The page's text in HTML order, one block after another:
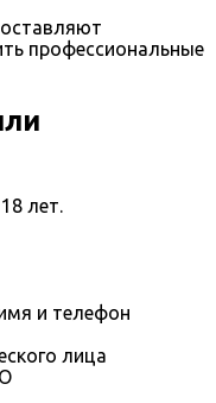
профессиональные
лет.
и телефон
лица